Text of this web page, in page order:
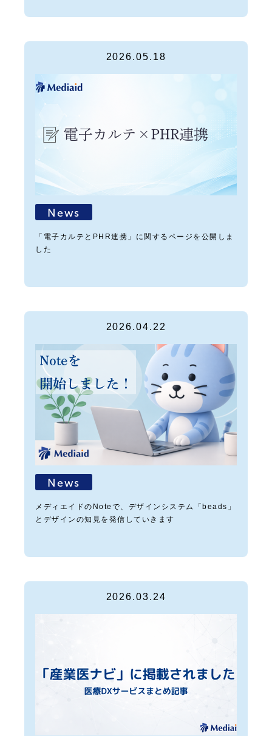
2026.05.18
News
「電子カルテとPHR連携」に関するページを公開しま
した
2026.04.22
News
メディエイドのNoteで、デザインシステム「beads」
とデザインの知見を発信していきます
2026.03.24